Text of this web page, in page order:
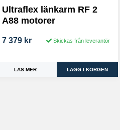
Ultraflex länkarm RF 2
A88 motorer
7 379 kr Skickas från leverantör
LÄS MER